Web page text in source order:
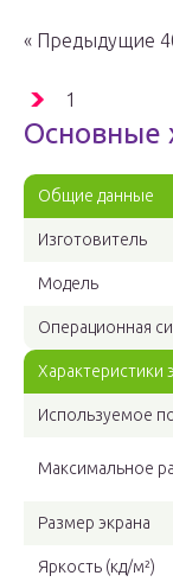
« Предыдущие
1
Основные
Общие данные
Изготовитель
Модель
Операционная
Характеристики
Используемое
Максимальное
Размер экрана
Яркость (кд/м²)